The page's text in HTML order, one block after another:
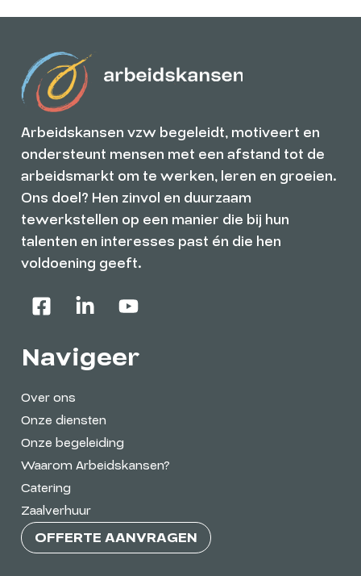
Arbeidskansen vzw begeleidt, motiveert en
ondersteunt mensen met een afstand tot de
arbeidsmarkt om te werken, leren en groeien.
Ons doel? Hen zinvol en duurzaam
tewerkstellen op een manier die bij hun
talenten en interesses past én die hen
voldoening geeft.
Navigeer
Over ons
Onze diensten
Onze begeleiding
Waarom Arbeidskansen?
Catering
Zaalverhuur
OFFERTE AANVRAGEN